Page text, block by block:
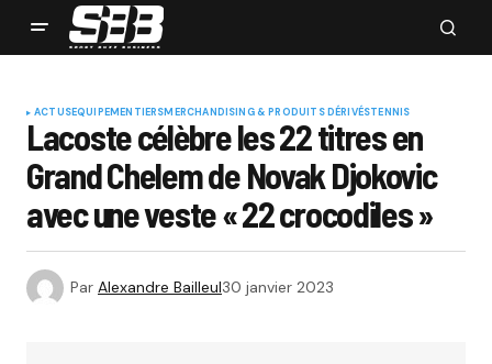
ACTUSEQUIPEMENTIERSMERCHANDISING & PRODUITS DÉRIVÉSTENNIS
Lacoste célèbre les 22 titres en
Grand Chelem de Novak Djokovic
avec une veste « 22 crocodiles »
Par Alexandre Bailleul30 janvier 2023